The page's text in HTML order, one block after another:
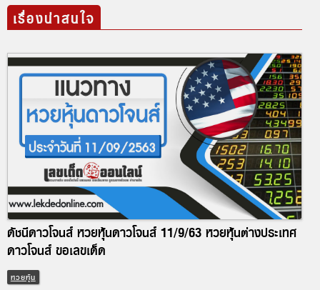
เรื่องน่าสนใจ
ดัชนีดาวโจนส์ หวยหุ้นดาวโจนส์ 11/9/63 หวยหุ้นต่างประเทศ
ดาวโจนส์ ขอเลขเด็ด
หวยหุ้น